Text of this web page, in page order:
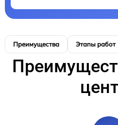
Преимущества Этапы работ